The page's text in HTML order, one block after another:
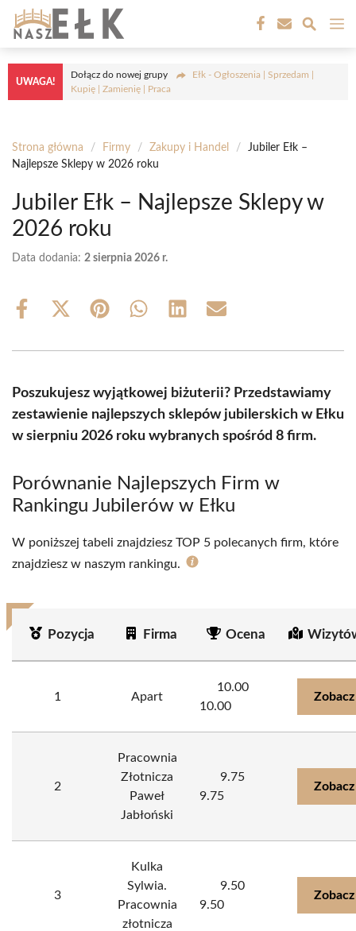
Przejdź
treści
UWAGA!
Dołącz do nowej grupy
Ełk - Ogłoszenia | Sprzedam |
Kupię | Zamienię | Praca
Strona główna / Firmy / Zakupy i Handel /
Jubiler Ełk –
Najlepsze Sklepy w 2026 roku
Jubiler Ełk – Najlepsze Sklepy w
2026 roku
Data dodania: 2 sierpnia 2026 r.
Share
Share
(Twitter)
Share Share Share Share
Poszukujesz wyjątkowej biżuterii? Przedstawiamy
zestawienie najlepszych sklepów jubilerskich w Ełku
w sierpniu 2026 roku wybranych spośród 8 firm.
Porównanie Najlepszych Firm w
Rankingu Jubilerów w Ełku
W poniższej tabeli znajdziesz TOP 5 polecanych firm, które
znajdziesz w naszym rankingu.
Pozycja Firma Ocena
1 Apart
10.00
10.00
2
Pracownia
Złotnicza
Paweł
Jabłoński
9.75
9.75
3
Kulka
Sylwia.
Pracownia
złotnicza
9.50
9.50